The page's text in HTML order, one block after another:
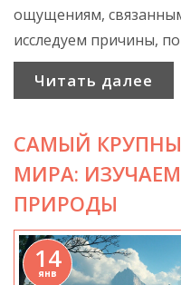
ощущениям,
исследуем причины,
климат и окружающая
жжение в глазах.
интересные факты о
здоровье глаз. В
аспекты окружающей
удовольствия было
Читать далее
САМЫЙ
МИРА:
ПРИРОДЫ
14
янв